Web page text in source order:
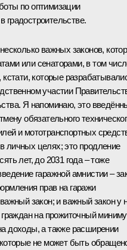
по оптимизации
градостроительстве.
важных законов,
или сенаторами, в том
которые
участии
Я напоминаю, это
обязательного
и мототранспортных
личных целях; это продление
лет, до 2031 года – тоже
гаражной амнистии –
прав на гаражи
закон; и важный закон у
граждан на прожиточный
доходы, а также расширении
не может быть